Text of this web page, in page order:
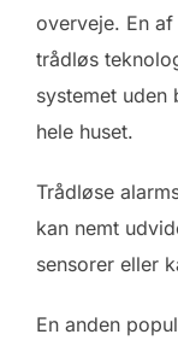
overveje. En
trådløs
systemet
hele huset.
Trådløse
kan nemt
sensorer eller
En anden